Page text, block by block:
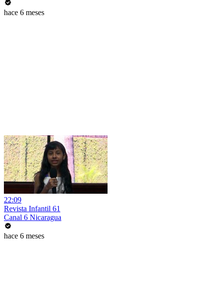
hace 6 meses
22:09
Revista Infantil 61
Canal 6 Nicaragua
hace 6 meses